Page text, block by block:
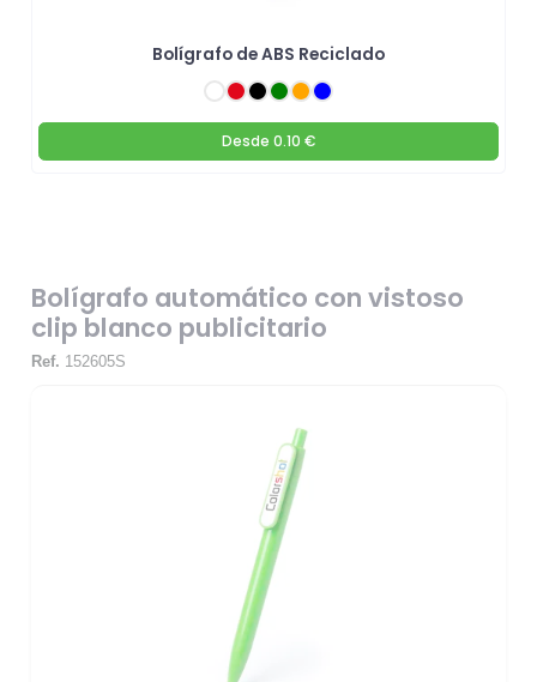
Bolígrafo de ABS Reciclado
Desde 0.10 €
Bolígrafo automático con vistoso
clip blanco publicitario
Ref. 152605S